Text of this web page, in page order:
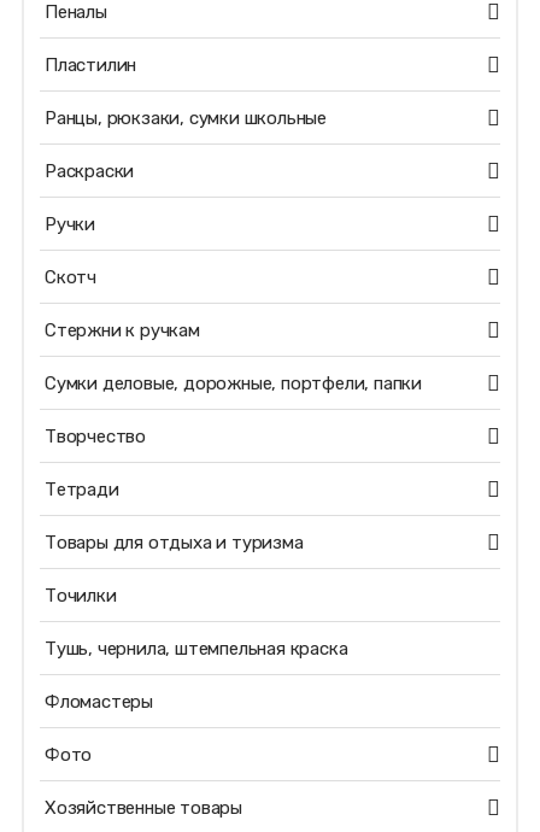
Пеналы
Пластилин
Ранцы, рюкзаки, сумки школьные
Раскраски
Ручки
Скотч
Стержни к ручкам
Сумки деловые, дорожные, портфели, папки
Творчество
Тетради
Товары для отдыха и туризма
Точилки
Тушь, чернила, штемпельная краска
Фломастеры
Фото
Хозяйственные товары